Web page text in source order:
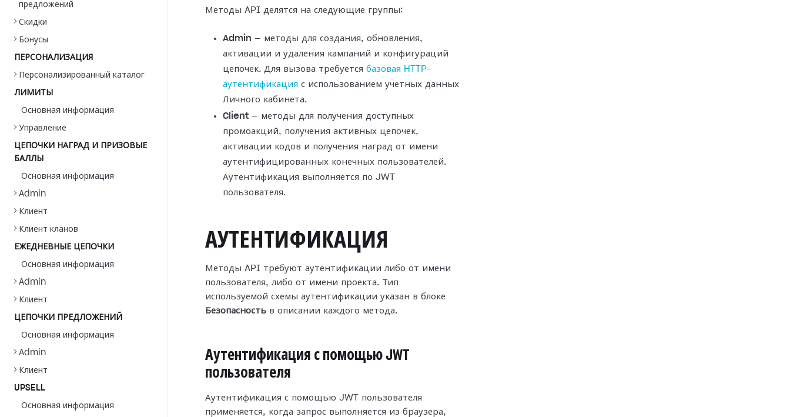
предложений
Скидки
Бонусы
ПЕРСОНАЛИЗАЦИЯ
Персонализированный каталог
ЛИМИТЫ
Основная информация
Управление
ЦЕПОЧКИ НАГРАД И ПРИЗОВЫЕ
БАЛЛЫ
Основная информация
Admin
Клиент
Клиент кланов
ЕЖЕДНЕВНЫЕ ЦЕПОЧКИ
Основная информация
Admin
Клиент
ЦЕПОЧКИ ПРЕДЛОЖЕНИЙ
Основная информация
Admin
Клиент
UPSELL
Основная информация
Методы API делятся на следующие группы:
Admin — методы для создания, обновления,
активации и удаления кампаний и конфигураций
цепочек. Для вызова требуется базовая HTTP-
аутентификация с использованием учетных данных
Личного кабинета.
Client — методы для получения доступных
промоакций, получения активных цепочек,
активации кодов и получения наград от имени
аутентифицированных конечных пользователей.
Аутентификация выполняется по JWT
пользователя.
АУТЕНТИФИКАЦИЯ
Методы API требуют аутентификации либо от имени
пользователя, либо от имени проекта. Тип
используемой схемы аутентификации указан в блоке
Безопасность в описании каждого метода.
Аутентификация с помощью JWT
пользователя
Аутентификация с помощью JWT пользователя
применяется, когда запрос выполняется из браузера,